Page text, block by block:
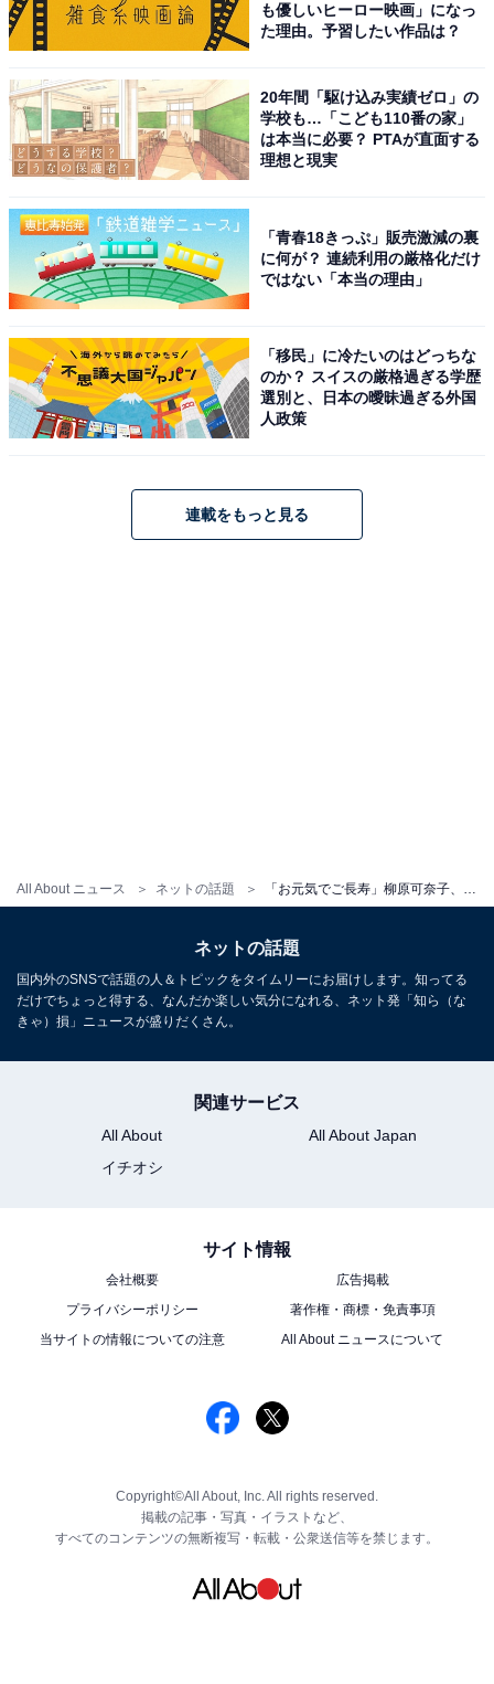
All About ニュース ネットの話題
も優しいヒーロー映画」になっ
た理由。予習したい作品は？
20年間「駆け込み実績ゼロ」の
学校も…「こども110番の家」
は本当に必要？ PTAが直面する
理想と現実
「青春18きっぷ」販売激減の裏
に何が？ 連続利用の厳格化だけ
ではない「本当の理由」
「移民」に冷たいのはどっちな
のか？ スイスの厳格過ぎる学歴
選別と、日本の曖昧過ぎる外国
人政策
連載をもっと見る
ネットの話題
国内外のSNSで話題の人＆トピックをタイムリーにお届けします。知ってる
だけでちょっと得する、なんだか楽しい気分になれる、ネット発「知ら（な
きゃ）損」ニュースが盛りだくさん。
関連サービス
All About
All About Japan
イチオシ
サイト情報
会社概要
広告掲載
プライバシーポリシー
著作権・商標・免責事項
当サイトの情報についての注意
All About ニュースについて
Copyright©All About, Inc. All rights reserved.
掲載の記事・写真・イラストなど、
すべてのコンテンツの無断複写・転載・公衆送信等を禁じます。